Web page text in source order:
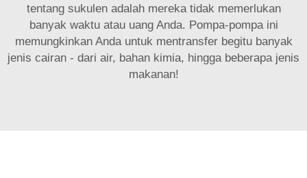
tentang sukulen adalah mereka tidak memerlukan
banyak waktu atau uang Anda. Pompa-pompa ini
memungkinkan Anda untuk mentransfer begitu banyak
jenis cairan - dari air, bahan kimia, hingga beberapa jenis
makanan!